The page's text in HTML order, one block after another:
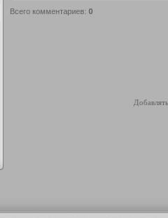
Всего комментариев: 0